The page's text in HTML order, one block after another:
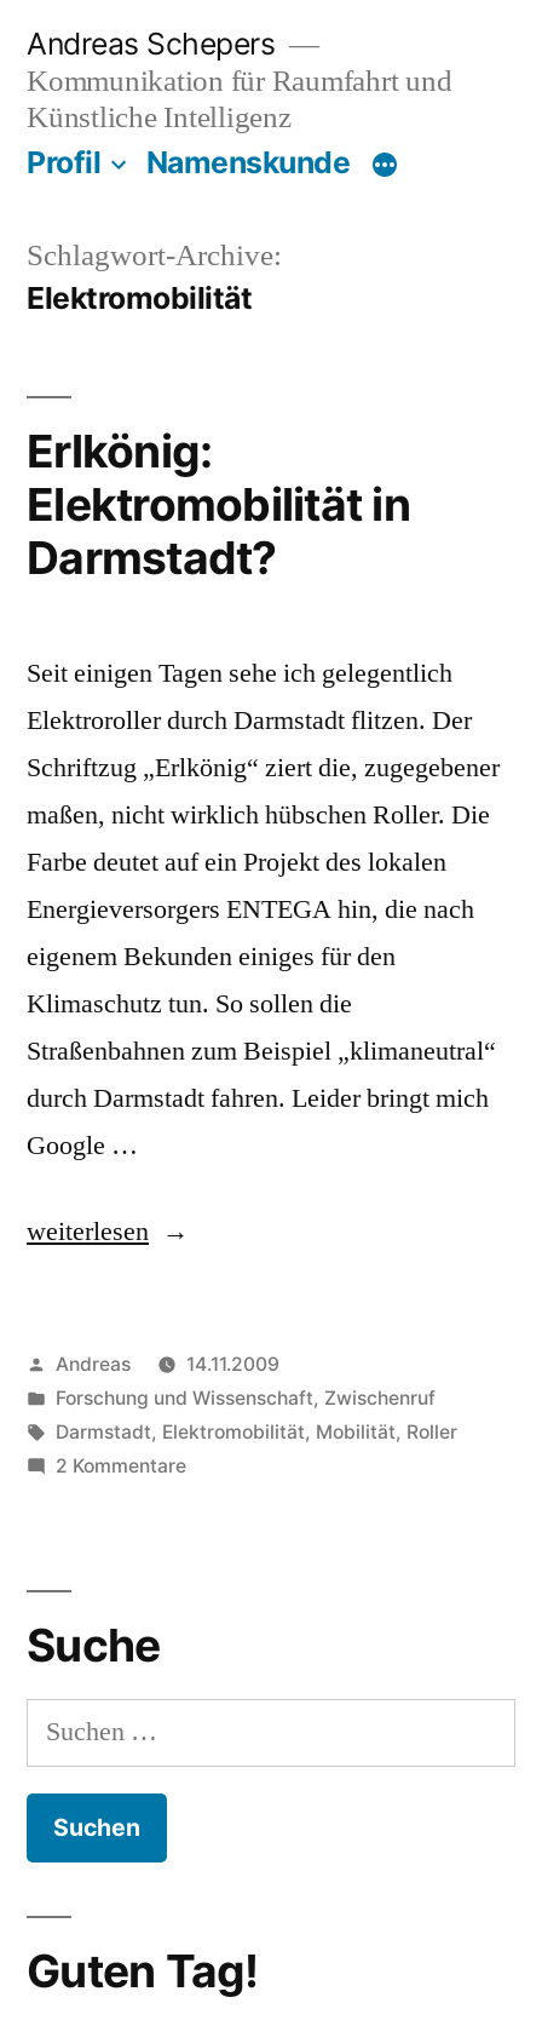
Inhalt
springen
Andreas Schepers
Kommunikation für Raumfahrt und
Künstliche Intelligenz
Profil Namenskunde
Schlagwort-Archive:
Elektromobilität
Erlkönig:
Elektromobilität in
Darmstadt?
Seit einigen Tagen sehe ich gelegentlich
Elektroroller durch Darmstadt flitzen. Der
Schriftzug „Erlkönig“ ziert die, zugegebener
maßen, nicht wirklich hübschen Roller. Die
Farbe deutet auf ein Projekt des lokalen
Energieversorgers ENTEGA hin, die nach
eigenem Bekunden einiges für den
Klimaschutz tun. So sollen die
Straßenbahnen zum Beispiel „klimaneutral“
durch Darmstadt fahren. Leider bringt mich
Google …
„Erlkönig:
Darmstadt?“
weiterlesen
Veröffentlicht
von
Andreas
14.11.2009
Veröffentlicht
in
Forschung und Wissenschaft, Zwischenruf
Schlagwörter:
Darmstadt, Elektromobilität, Mobilität, Roller
2 Kommentarezu
Suche
Suchen
nach:
Guten Tag!